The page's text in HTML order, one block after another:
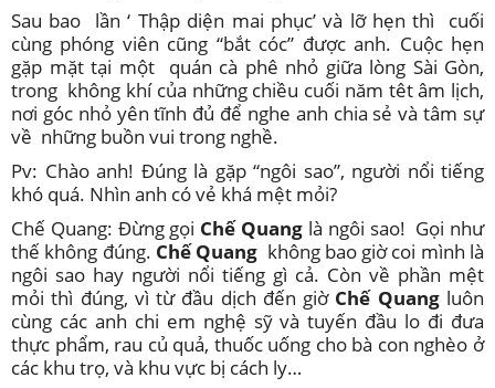
Sau bao lần ‘ Thập diện mai phục’ và lỡ hẹn thì cuối
cùng phóng viên cũng “bắt cóc” được anh. Cuộc hẹn
gặp mặt tại một quán cà phê nhỏ giữa lòng Sài Gòn,
trong không khí của những chiều cuối năm têt âm lịch,
nơi góc nhỏ yên tĩnh đủ để nghe anh chia sẻ và tâm sự
về những buồn vui trong nghề.
Pv: Chào anh! Đúng là gặp “ngôi sao”, người nổi tiếng
khó quá. Nhìn anh có vẻ khá mệt mỏi?
Chế Quang: Đừng gọi Chế Quang là ngôi sao! Gọi như
thế không đúng. Chế Quang không bao giờ coi mình là
ngôi sao hay người nổi tiếng gì cả. Còn về phần mệt
mỏi thì đúng, vì từ đầu dịch đến giờ Chế Quangluôn
cùng các anh chi em nghệ sỹ và tuyến đầu lo đi đưa
thực phẩm, rau củ quả, thuốc uống cho bà con nghèo ở
các khu trọ, và khu vực bị cách ly…